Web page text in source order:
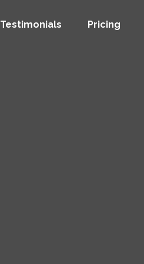
Testimonials Pricing